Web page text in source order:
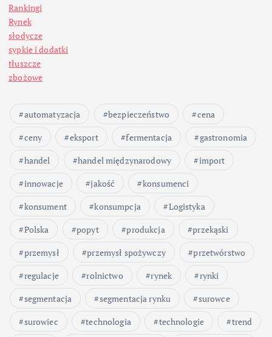
Rankingi
Rynek
słodycze
sypkie i dodatki
tłuszcze
zbożowe
automatyzacja bezpieczeństwo
cena
ceny
eksport fermentacja
gastronomia
handel
handel międzynarodowy
import
innowacje
jakość
konsumenci
konsument
konsumpcja
Logistyka
Polska
popyt produkcja
przekąski
przemysł
przemysł spożywczy
przetwórstwo
regulacje
rolnictwo rynek
rynki
segmentacja
segmentacja rynku
surowce
surowiec
technologia technologie
trend